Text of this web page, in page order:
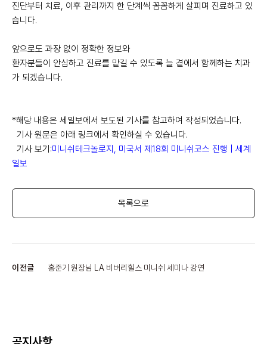
진단부터 치료, 이후 관리까지 한 단계씩 꼼꼼하게 살피며 진료하고 있
습니다.
앞으로도 과장 없이 정확한 정보와
환자분들이 안심하고 진료를 맡길 수 있도록 늘 곁에서 함께하는 치과
가 되겠습니다.
*해당 내용은 세일보에서 보도된 기사를 참고하여 작성되었습니다.
기사 원문은 아래 링크에서 확인하실 수 있습니다.
기사 보기:미니쉬테크놀로지, 미국서 제18회 미니쉬코스 진행 | 세계
일보
목록으로
이전글 홍준기 원장님 LA 비버리힐스 미니쉬 세미나 강연